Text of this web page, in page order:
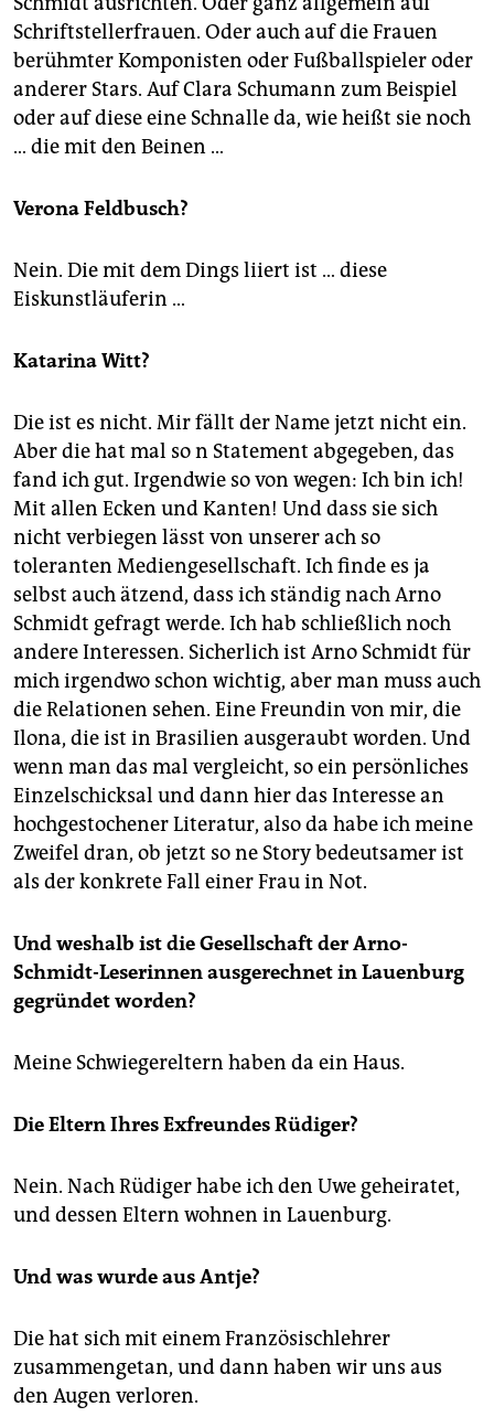
Schriftstellerfrauen. Oder auch auf die Frauen
berühmter Komponisten oder Fußballspieler oder
anderer Stars. Auf Clara Schumann zum Beispiel
oder auf diese eine Schnalle da, wie heißt sie noch
… die mit den Beinen …
Verona Feldbusch?
Nein. Die mit dem Dings liiert ist … diese
Eiskunstläuferin …
Katarina Witt?
Die ist es nicht. Mir fällt der Name jetzt nicht ein.
Aber die hat mal so n Statement abgegeben, das
fand ich gut. Irgendwie so von wegen: Ich bin ich!
Mit allen Ecken und Kanten! Und dass sie sich
nicht verbiegen lässt von unserer ach so
toleranten Mediengesellschaft. Ich finde es ja
selbst auch ätzend, dass ich ständig nach Arno
Schmidt gefragt werde. Ich hab schließlich noch
andere Interessen. Sicherlich ist Arno Schmidt für
mich irgendwo schon wichtig, aber man muss auch
die Relationen sehen. Eine Freundin von mir, die
Ilona, die ist in Brasilien ausgeraubt worden. Und
wenn man das mal vergleicht, so ein persönliches
Einzelschicksal und dann hier das Interesse an
hochgestochener Literatur, also da habe ich meine
Zweifel dran, ob jetzt so ne Story bedeutsamer ist
als der konkrete Fall einer Frau in Not.
Und weshalb ist die Gesellschaft der Arno-
Schmidt-Leserinnen ausgerechnet in Lauenburg
gegründet worden?
Meine Schwiegereltern haben da ein Haus.
Die Eltern Ihres Exfreundes Rüdiger?
Nein. Nach Rüdiger habe ich den Uwe geheiratet,
und dessen Eltern wohnen in Lauenburg.
Und was wurde aus Antje?
Die hat sich mit einem Französischlehrer
zusammengetan, und dann haben wir uns aus
den Augen verloren.